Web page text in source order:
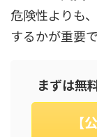
危険性よりも
するかが重要で
まずは無
【